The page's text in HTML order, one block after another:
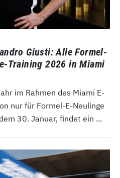
Giusti: Alle Formel-
Training 2026 in Miami
im Rahmen des Miami E-
nur für Formel-E-Neulinge
30. Januar, findet ein ...